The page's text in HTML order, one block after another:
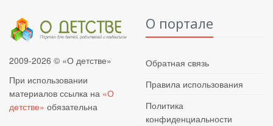
2009-2026 © «О детстве»
При использовании
материалов ссылка на «О
детстве» обязательна
О портале
Обратная связь
Правила использования
Политика
конфиденциальности